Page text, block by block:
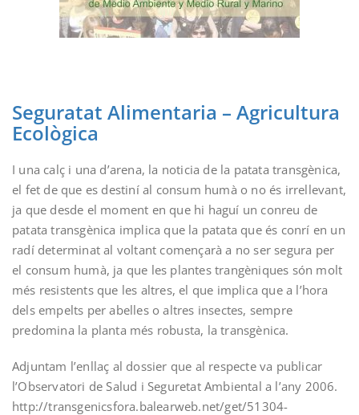
Seguratat Alimentaria – Agricultura
Ecològica
I una calç i una d’arena, la noticia de la patata transgènica,
el fet de que es destiní al consum humà o no és irrellevant,
ja que desde el moment en que hi haguí un conreu de
patata transgènica implica que la patata que és conrí en un
radí determinat al voltant començarà a no ser segura per
el consum humà, ja que les plantes trangèniques són molt
més resistents que les altres, el que implica que a l’hora
dels empelts per abelles o altres insectes, sempre
predomina la planta més robusta, la transgènica.
Adjuntam l’enllaç al dossier que al respecte va publicar
l’Observatori de Salud i Seguretat Ambiental a l’any 2006.
http://transgenicsfora.balearweb.net/get/51304-